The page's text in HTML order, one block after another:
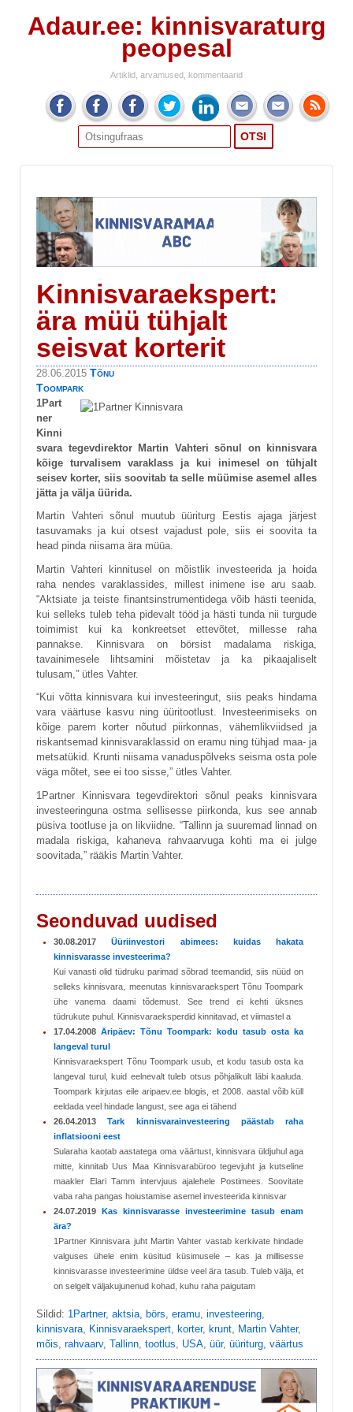
Adaur.ee: kinnisvaraturg
peopesal
Artiklid, arvamused, kommentaarid
Search
for:
Kinnisvaraekspert:
ära müü tühjalt
seisvat korterit
28.06.2015 Tõnu
Toompark
1Part
ner
Kinni
svara tegevdirektor Martin Vahteri sõnul on kinnisvara
kõige turvalisem varaklass ja kui inimesel on tühjalt
seisev korter, siis soovitab ta selle müümise asemel alles
jätta ja välja üürida.
Martin Vahteri sõnul muutub üüriturg Eestis ajaga järjest
tasuvamaks ja kui otsest vajadust pole, siis ei soovita ta
head pinda niisama ära müüa.
Martin Vahteri kinnitusel on mõistlik investeerida ja hoida
raha nendes varaklassides, millest inimene ise aru saab.
“Aktsiate ja teiste finantsinstrumentidega võib hästi teenida,
kui selleks tuleb teha pidevalt tööd ja hästi tunda nii turgude
toimimist kui ka konkreetset ettevõtet, millesse raha
pannakse. Kinnisvara on börsist madalama riskiga,
tavainimesele lihtsamini mõistetav ja ka pikaajaliselt
tulusam,” ütles Vahter.
“Kui võtta kinnisvara kui investeeringut, siis peaks hindama
vara väärtuse kasvu ning üüritootlust. Investeerimiseks on
kõige parem korter nõutud piirkonnas, vähemlikviidsed ja
riskantsemad kinnisvaraklassid on eramu ning tühjad maa- ja
metsatükid. Krunti niisama vanaduspõlveks seisma osta pole
väga mõtet, see ei too sisse,” ütles Vahter.
1Partner Kinnisvara tegevdirektori sõnul peaks kinnisvara
investeeringuna ostma sellisesse piirkonda, kus see annab
püsiva tootluse ja on likviidne. “Tallinn ja suuremad linnad on
madala riskiga, kahaneva rahvaarvuga kohti ma ei julge
soovitada,” rääkis Martin Vahter.
Seonduvad uudised
30.08.2017Üüriinvestori abimees: kuidas hakata
kinnisvarasse investeerima?
Kui vanasti olid tüdruku parimad sõbrad teemandid, siis nüüd on
selleks kinnisvara, meenutas kinnisvaraekspert Tõnu Toompark
ühe vanema daami tõdemust. See trend ei kehti üksnes
tüdrukute puhul. Kinnisvaraeksperdid kinnitavad, et viimastel a
17.04.2008Äripäev: Tõnu Toompark: kodu tasub osta ka
langeval turul
Kinnisvaraekspert Tõnu Toompark usub, et kodu tasub osta ka
langeval turul, kuid eelnevalt tuleb otsus põhjalikult läbi kaaluda.
Toompark kirjutas eile aripaev.ee blogis, et 2008. aastal võib küll
eeldada veel hindade langust, see aga ei tähend
26.04.2013Tark kinnisvarainvesteering päästab raha
inflatsiooni eest
Sularaha kaotab aastatega oma väärtust, kinnisvara üldjuhul aga
mitte, kinnitab Uus Maa Kinnisvarabüroo tegevjuht ja kutseline
maakler Elari Tamm intervjuus ajalehele Postimees. Soovitate
vaba raha pangas hoiustamise asemel investeerida kinnisvar
24.07.2019Kas kinnisvarasse investeerimine tasub enam
ära?
1Partner Kinnisvara juht Martin Vahter vastab kerkivate hindade
valguses ühele enim küsitud küsimusele – kas ja millisesse
kinnisvarasse investeerimine üldse veel ära tasub. Tuleb välja, et
on selgelt väljakujunenud kohad, kuhu raha paigutam
Sildid: 1Partner, aktsia, börs, eramu, investeering,
kinnisvara, Kinnisvaraekspert, korter, krunt, Martin Vahter,
mõis, rahvaarv, Tallinn, tootlus, USA, üür, üüriturg, väärtus